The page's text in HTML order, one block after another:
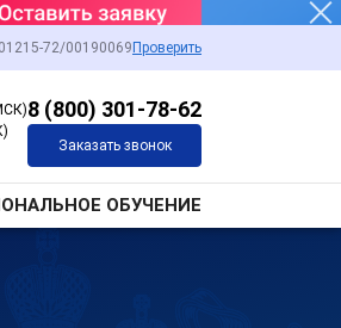
72/00190069 Проверить
8 (800) 301-78-62
Заказать звонок
ОБУЧЕНИЕ